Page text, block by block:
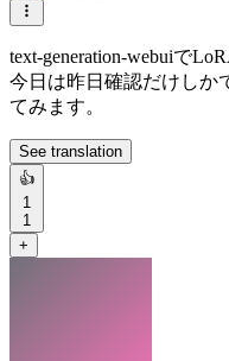
text-generation-webuiで
今日は昨日確認だけしか
てみます。
See translation
👍
1
1
+